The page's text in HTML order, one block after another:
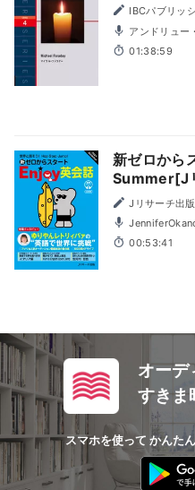
IBCパブリッ
アンドリュー
01:38:59
新ゼロか
Summer[J
Jリサーチ出版
00:53:41
オーデ
すきま
スマホを使って かんた